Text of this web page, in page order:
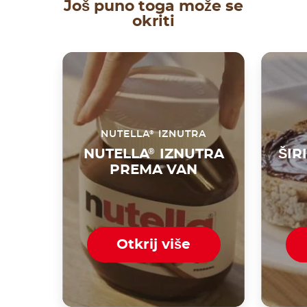
Još puno toga može se
okriti
NUTELLA®IZNUTRA
NUTELLA®
IZNUTRA
PREMA VAN
Otkrij više